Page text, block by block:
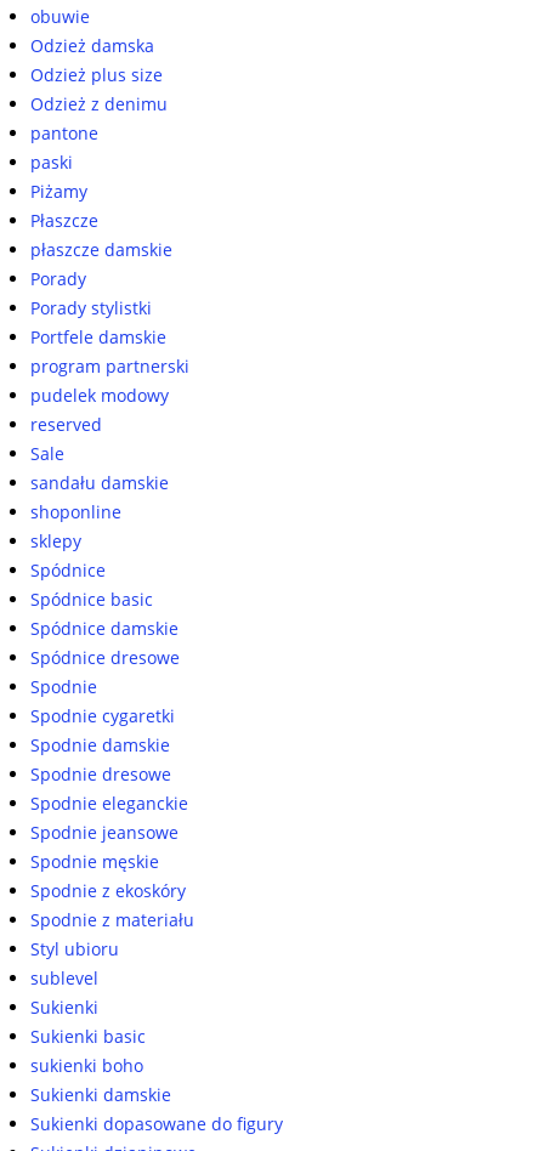
obuwie
Odzież damska
Odzież plus size
Odzież z denimu
pantone
paski
Piżamy
Płaszcze
płaszcze damskie
Porady
Porady stylistki
Portfele damskie
program partnerski
pudelek modowy
reserved
Sale
sandału damskie
shoponline
sklepy
Spódnice
Spódnice basic
Spódnice damskie
Spódnice dresowe
Spodnie
Spodnie cygaretki
Spodnie damskie
Spodnie dresowe
Spodnie eleganckie
Spodnie jeansowe
Spodnie męskie
Spodnie z ekoskóry
Spodnie z materiału
Styl ubioru
sublevel
Sukienki
Sukienki basic
sukienki boho
Sukienki damskie
Sukienki dopasowane do figury